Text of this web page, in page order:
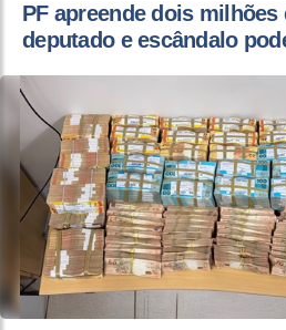
PF apreende dois
deputado e escândalo